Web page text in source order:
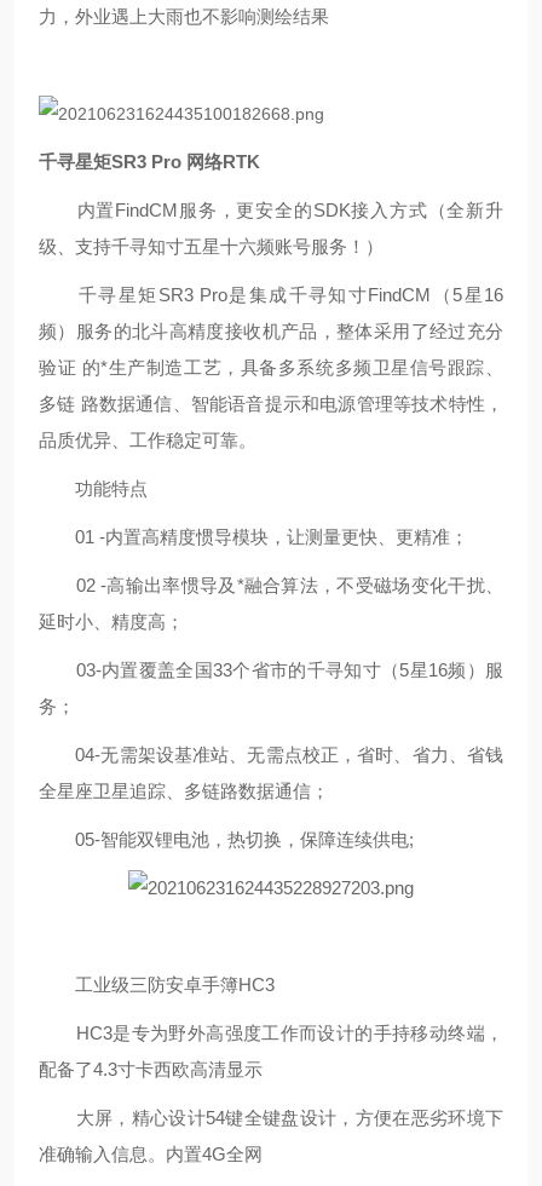
力，外业遇上大雨也不影响测绘结果
千寻星矩SR3 Pro 网络RTK
内置FindCM 服务，更安全的SDK接入方式（全新升
级、支持千寻知寸五星十六频账号服务！）
千寻星矩 SR3 Pro是集成千寻知寸FindCM （ 5星 16
频）服务的北斗高精度接收机产品，整体采用了经过充分
验证 的*生产制造工艺，具备多系统多频卫星信号跟踪、
多链 路数据通信、智能语音提示和电源管理等技术特性，
品质优异、工作稳定可靠。
功能特点
01 -内置高精度惯导模块，让测量更快、更精准；
02 -高输出率惯导及*融合算法，不受磁场变化干扰、
延时小、精度高；
03-内置覆盖全国33个省市的千寻知寸（5星16频）服
务；
04-无需架设基准站、无需点校正，省时、省力、省钱
全星座卫星追踪、多链路数据通信；
05-智能双锂电池，热切换，保障连续供电;
工业级三防安卓手簿HC3
HC3是专为野外高强度工作而设计的手持移动终端，
配备了4.3寸卡西欧高清显示
大屏，精心设计54键全键盘设计，方便在恶劣环境下
准确输入信息。内置4G全网